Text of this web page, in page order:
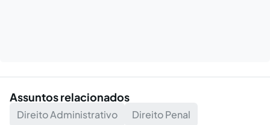
Assuntos relacionados
Direito Administrativo
Direito Penal